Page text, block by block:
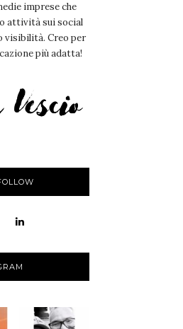
imprese che
attività sui social
visibilità. Creo per
più adatta!